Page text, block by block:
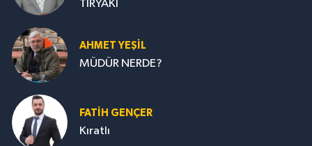
TİRYAKİ
AHMET YEŞİL
MÜDÜR NERDE?
FATIH GENÇER
Kıratlı